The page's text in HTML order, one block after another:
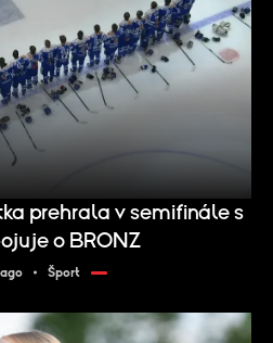
prehrala v semifinále s
o BRONZ
Šport